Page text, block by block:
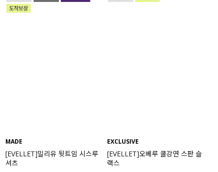
MADE
[EVELLET]밀리유 뒷트임 시스루
셔츠
EXCLUSIVE
[EVELLET]오베루 쿨강연 스판 슬
랙스